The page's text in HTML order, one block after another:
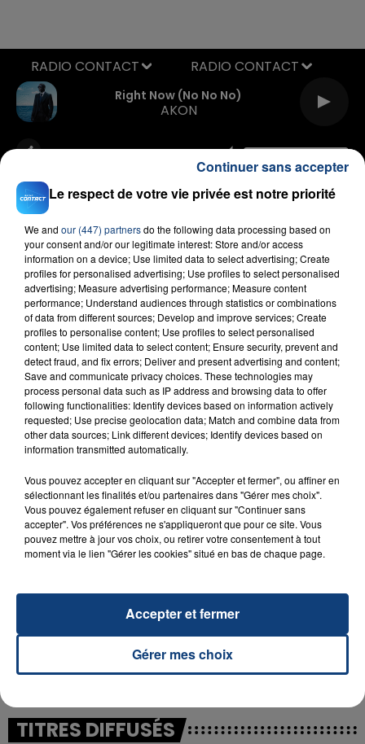
Right Now (no No No)
AKON
RADIO CONTACT
FIL D'ACTU
23 juillet 2026
INCENDIE MORTEL À LENS : UNE FEMME ET
SON BÉBÉ ENTRE LA VIE ET LA...
Un homme s'est immolé par le feu après avoir
aspergé sa compagne et leur bébé de trois mois
d'un liquide inflammable.
UNE ADOLESCENTE DEVANT SE FAIRE
OPÉRER DE LA CHEVILLE RESSORT DE LA...
La famille a porté plainte contre la clinique qui a
excuses.
TITRES DIFFUSÉS
Le respect de votre vie privée est notre priorité
We and our (447) partnersdo the following data processing based on
your consent and/or our legitimate interest: Store and/or access
information on a device; Use limited data to select advertising; Create
profiles for personalised advertising; Use profiles to select personalised
advertising; Measure advertising performance; Measure content
performance; Understand audiences through statistics or combinations
of data from different sources; Develop and improve services; Create
profiles to personalise content; Use profiles to select personalised
content; Use limited data to select content; Ensure security, prevent and
detect fraud, and fix errors; Deliver and present advertising and content;
Save and communicate privacy choices. These technologies may
process personal data such as IP address and browsing data to offer
following functionalities: Identify devices based on information actively
requested; Use precise geolocation data; Match and combine data from
other data sources; Link different devices; Identify devices based on
information transmitted automatically.
Vous pouvez accepter en cliquant sur "Accepter et fermer", ou affiner en
sélectionnant les finalités et/ou partenaires dans "Gérer mes choix".
Vous pouvez également refuser en cliquant sur "Continuer sans
accepter". Vos préférences ne s'appliqueront que pour ce site. Vous
pouvez mettre à jour vos choix, ou retirer votre consentement à tout
moment via le lien "Gérer les cookies" situé en bas de chaque page.
Gérer mes choix
Accepter et fermer
Continuer sans accepter